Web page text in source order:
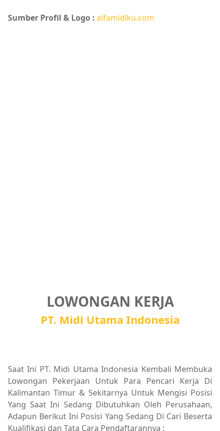
Sumber Profil & Logo : alfamidiku.com
LOWONGAN KERJA
PT. Midi Utama Indonesia
Saat Ini PT. Midi Utama Indonesia Kembali Membuka
Lowongan Pekerjaan Untuk Para Pencari Kerja Di
Kalimantan Timur & Sekitarnya Untuk Mengisi Posisi
Yang Saat Ini Sedang Dibutuhkan Oleh Perusahaan,
Adapun Berikut Ini Posisi Yang Sedang Di Cari Beserta
Kualifikasi dan Tata Cara Pendaftarannya :